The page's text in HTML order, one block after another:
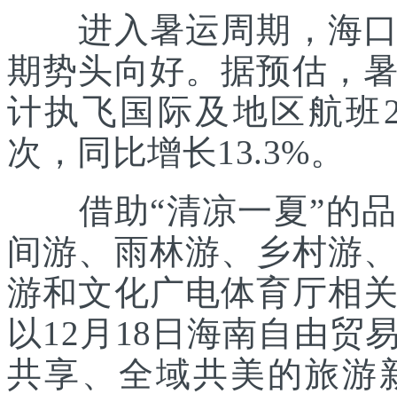
进入暑运周期，海口
期势头向好。据预估，
计执飞国际及地区航班
次，同比增长13.3%。
借助“清凉一夏”的品
间游、雨林游、乡村游
游和文化广电体育厅相
以12月18日海南自由贸
共享、全域共美的旅游